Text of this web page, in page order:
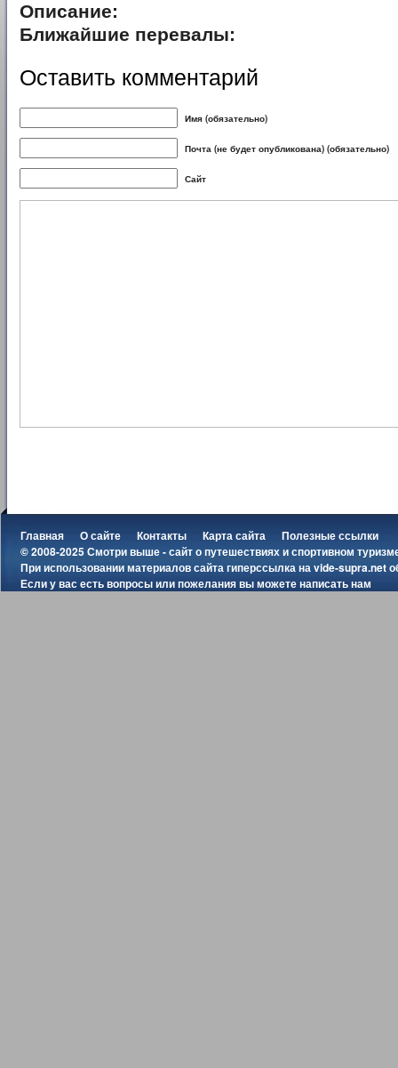
Описание:
Ближайшие перевалы:
Оставить комментарий
Имя (обязательно)
Почта (не будет опубликована) (обязательно)
Сайт
Главная О сайте Контакты Карта сайта
Полезные ссылки
© 2008-2025 Смотри выше - сайт о путешествиях и спортивном
При использовании материалов сайта гиперссылка наvide-supra.net
Если у вас есть вопросы или пожелания вы можетенаписать нам